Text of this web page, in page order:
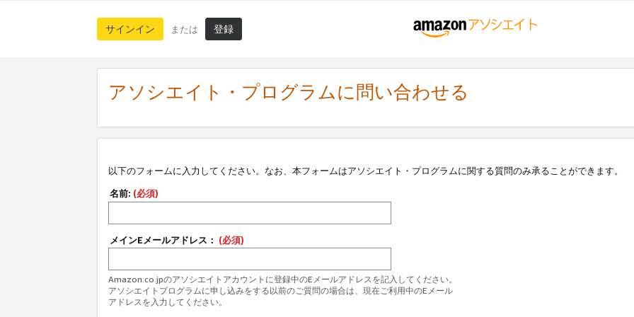
サインイン または 登録
アソシエイト・プログラムに問い合わせる
以下のフォームに入力してください。なお、本フォームはアソシエイト・プログラムに関する質問のみ承ることができます。
名前: (必須)
メインEメールアドレス： (必須)
Amazon.co.jpのアソシエイトアカウントに登録中のEメールアドレスを記入してください。
アソシエイトプログラムに申し込みをする以前のご質問の場合は、現在ご利用中のEメール
アドレスを入力してください。